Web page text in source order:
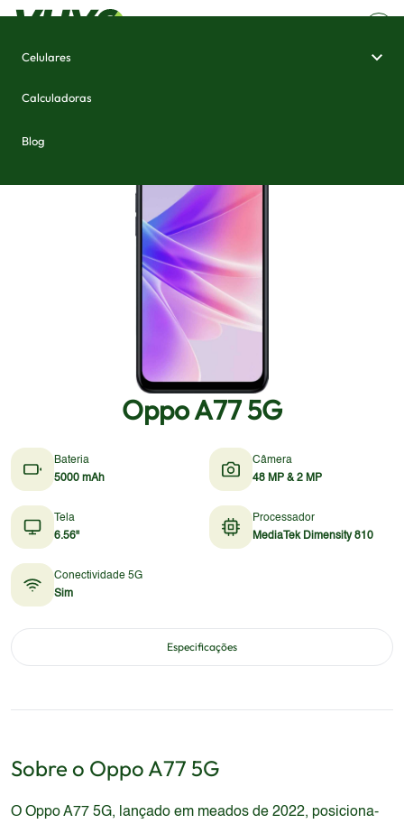
Celulares
Calculadoras
Blog
Oppo A77 5G
Bateria
5000 mAh
Câmera
48 MP & 2 MP
Tela
6.56"
Processador
MediaTek Dimensity 810
Conectividade 5G
Sim
Especificações
Sobre o Oppo A77 5G
O Oppo A77 5G, lançado em meados de 2022, posiciona-